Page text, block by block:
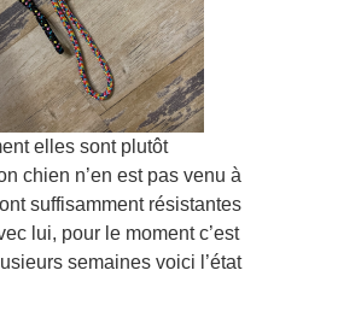
elles sont plutôt
chien n’en est pas venu à
suffisamment résistantes
lui, pour le moment c’est
semaines voici l’état